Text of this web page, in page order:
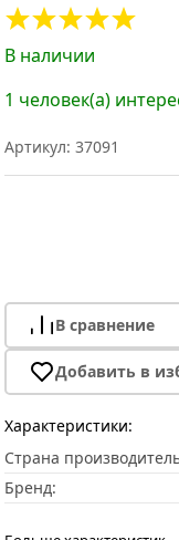
В наличии
1 человек(а)
Артикул: 37091
В сравнение
Добавить в
Характеристики:
Страна
Бренд: